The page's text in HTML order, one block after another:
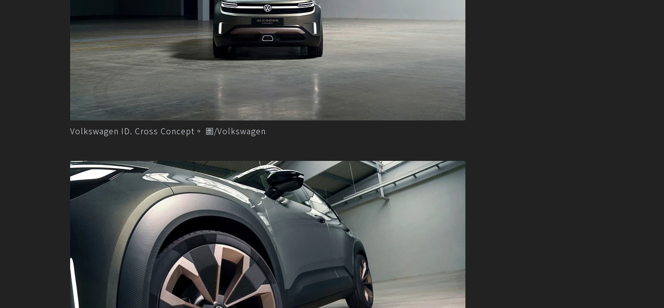
Volkswagen ID. Cross Concept。 圖/Volkswagen